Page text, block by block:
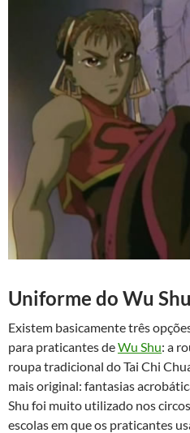
Uniforme do Wu Shu
Existem basicamente três
para praticantes deWu Shu: a
roupa tradicional do Tai Chi
mais original: fantasias
Shu foi muito utilizado nos
escolas em que os praticantes